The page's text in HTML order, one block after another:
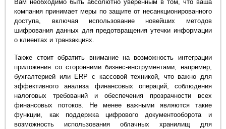
Вам необходимо быть абсолютно уверенным в том, что ваша
компания принимает меры по защите от несанкционированного
доступа, включая использование новейших методов
шифрования данных для предотвращения утечки информации
о клиентах и транзакциях.
Также стоит обратить внимание на возможность интеграции
приложения со сторонними бизнес-инструментами, например,
бухгалтерией или ERP с кассовой техникой, что важно для
эффективного анализа финансовых операций, соблюдения
налоговых требований и обеспечения прозрачности всех
финансовых потоков. Не менее важными являются такие
функции, как поддержка цифрового документооборота и
возможность использования облачных хранилищ для